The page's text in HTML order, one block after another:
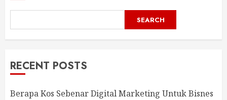
SEARCH
RECENT POSTS
Berapa Kos Sebenar Digital Marketing Untuk Bisnes